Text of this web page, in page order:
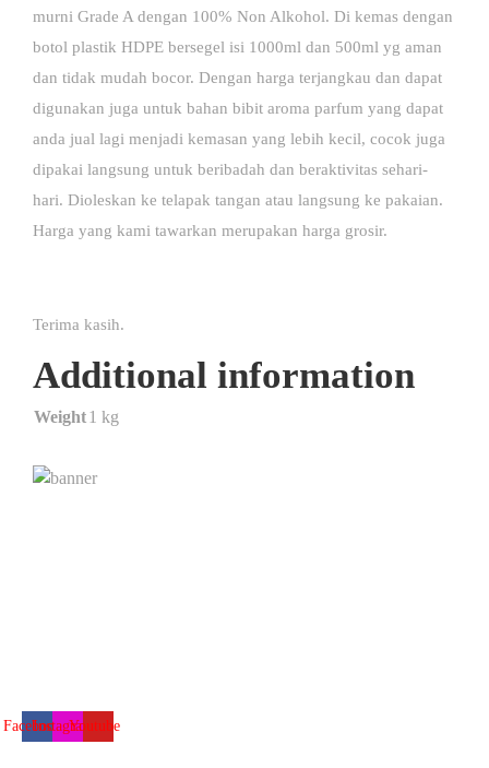
murni Grade A dengan 100% Non Alkohol. Di kemas dengan
botol plastik HDPE bersegel isi 1000ml dan 500ml yg aman
dan tidak mudah bocor. Dengan harga terjangkau dan dapat
digunakan juga untuk bahan bibit aroma parfum yang dapat
anda jual lagi menjadi kemasan yang lebih kecil, cocok juga
dipakai langsung untuk beribadah dan beraktivitas sehari-
hari. Dioleskan ke telapak tangan atau langsung ke pakaian.
Harga yang kami tawarkan merupakan harga grosir.
Terima kasih.
Additional information
Weight1 kg
FacebookInstagramYoutube